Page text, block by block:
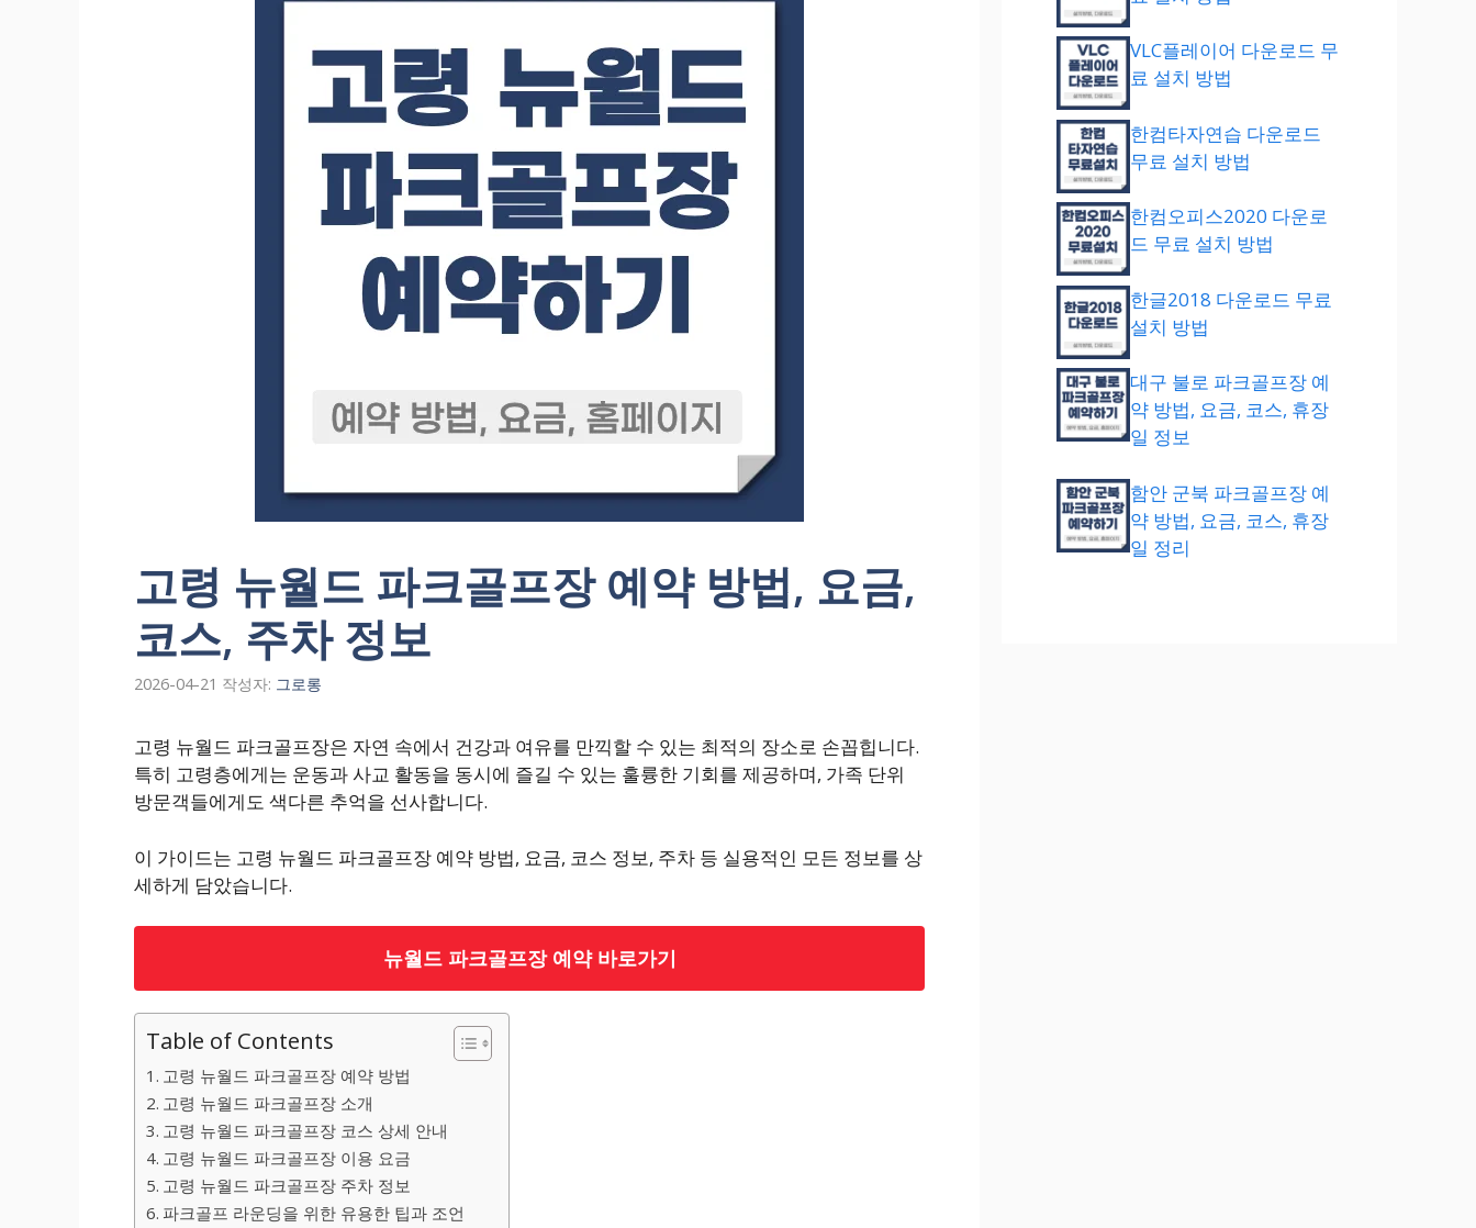
고령 뉴월드 파크골프장 예약 방법, 요금,
코스, 주차 정보
2026-04-21 작성자: 그로롱
고령 뉴월드 파크골프장은 자연 속에서 건강과 여유를 만끽할 수 있는 최적의 장소로 손꼽힙니다.
특히 고령층에게는 운동과 사교 활동을 동시에 즐길 수 있는 훌륭한 기회를 제공하며, 가족 단위
방문객들에게도 색다른 추억을 선사합니다.
이 가이드는 고령 뉴월드 파크골프장 예약 방법, 요금, 코스 정보, 주차 등 실용적인 모든 정보를 상
세하게 담았습니다.
뉴월드 파크골프장 예약 바로가기
Table of Contents
고령 뉴월드 파크골프장 예약 방법
고령 뉴월드 파크골프장 소개
고령 뉴월드 파크골프장 코스 상세 안내
고령 뉴월드 파크골프장 이용 요금
고령 뉴월드 파크골프장 주차 정보
파크골프 라운딩을 위한 유용한 팁과 조언
VLC플레이어 다운로드 무
료 설치 방법
한컴타자연습 다운로드
무료 설치 방법
한컴오피스2020 다운로
드 무료 설치 방법
한글2018 다운로드 무료
설치 방법
대구 불로 파크골프장 예
약 방법, 요금, 코스, 휴장
일 정보
함안 군북 파크골프장 예
약 방법, 요금, 코스, 휴장
일 정리